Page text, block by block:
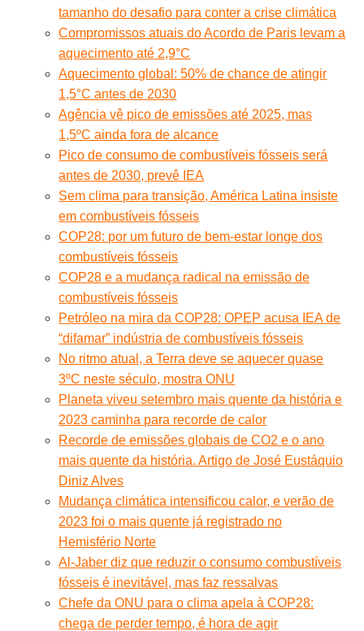
tamanho do desafio para conter a crise climática
Compromissos atuais do Acordo de Paris levam a
aquecimento até 2,9°C
Aquecimento global: 50% de chance de atingir
1,5°C antes de 2030
Agência vê pico de emissões até 2025, mas
1,5ºC ainda fora de alcance
Pico de consumo de combustíveis fósseis será
antes de 2030, prevê IEA
Sem clima para transição, América Latina insiste
em combustíveis fósseis
COP28: por um futuro de bem-estar longe dos
combustíveis fósseis
COP28 e a mudança radical na emissão de
combustíveis fósseis
Petróleo na mira da COP28: OPEP acusa IEA de
“difamar” indústria de combustíveis fósseis
No ritmo atual, a Terra deve se aquecer quase
3ºC neste século, mostra ONU
Planeta viveu setembro mais quente da história e
2023 caminha para recorde de calor
Recorde de emissões globais de CO2 e o ano
mais quente da história. Artigo de José Eustáquio
Diniz Alves
Mudança climática intensificou calor, e verão de
2023 foi o mais quente já registrado no
Hemisfério Norte
Al-Jaber diz que reduzir o consumo combustíveis
fósseis é inevitável, mas faz ressalvas
Chefe da ONU para o clima apela à COP28:
chega de perder tempo, é hora de agir